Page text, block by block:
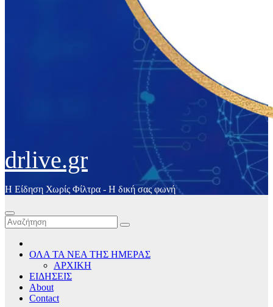
drlive.gr
Η Είδηση Χωρίς Φίλτρα - H δική σας φωνή
ΟΛΑ ΤΑ ΝΕΑ ΤΗΣ ΗΜΕΡΑΣ
ΑΡΧΙΚΗ
ΕΙΔΗΣΕΙΣ
About
Contact